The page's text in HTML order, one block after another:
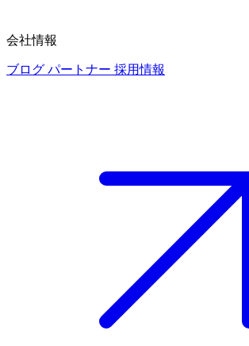
会社情報
ブログ パートナー 採用情報